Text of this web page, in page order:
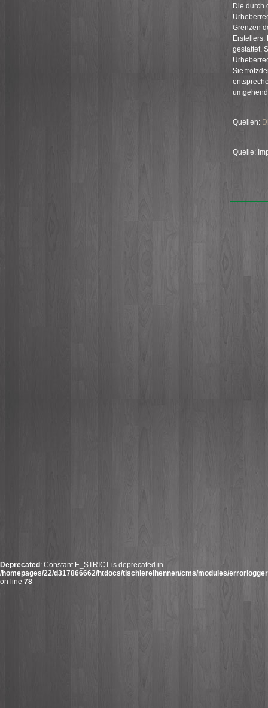
Die durch
Grenzen
gestattet.
Sie
Quellen:
Quelle:
Deprecated : Constant E_STRICT is deprecated in
/homepages/22/d317866662/htdocs/tischlereihennen/cms/modules/
on line 78